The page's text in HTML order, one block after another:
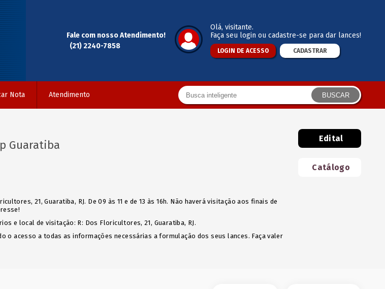
Fale com nosso Atendimento!
(21) 2240-7858
Olá, visitante.
Faça seu login ou cadastre-se para dar lances!
LOGIN DE ACESSO CADASTRAR
Nota Atendimento BUSCAR
Guaratiba
21, Guaratiba, RJ. De 09 às 11 e de 13 às 16h. Não haverá visitação aos finais de
e local de visitação: R: Dos Floricultores, 21, Guaratiba, RJ.
o acesso a todas as informações necessárias a formulação dos seus lances. Faça valer
Edital
Catálogo